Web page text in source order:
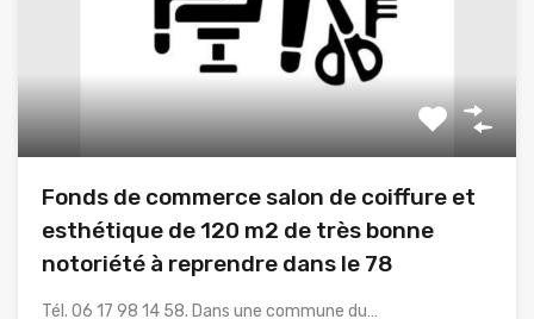
Fonds de commerce salon de coiffure et
esthétique de 120 m2 de très bonne
notoriété à reprendre dans le 78
Tél. 06 17 98 14 58. Dans une commune du…